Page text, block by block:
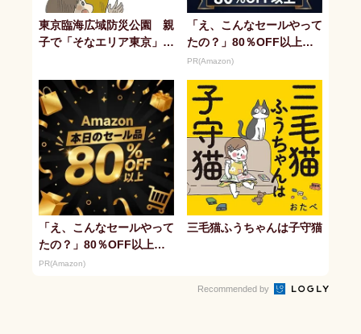
東京臨海広域防災公園 親
子で「そなエリア東京」体
「え、こんなセールやって
たの？」80％OFF以上が
続々登場！Amazonの本気
PR(Amazon)
「え、こんなセールやって
たの？」80％OFF以上が
続々登場！Amazonの本気
PR(Amazon)
三毛猫ふうちゃんは子守猫
Recommended by